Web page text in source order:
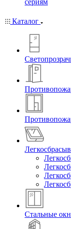
сериям
Каталог
Стальные